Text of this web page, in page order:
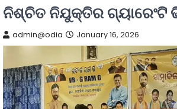
ନିଶ୍ଚିତ ନିଯୁକ୍ତିର ଗ୍ୟାରେଂଟି
admin@odia January 16, 2026